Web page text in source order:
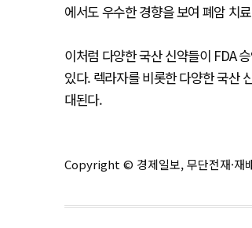
에서도 우수한 경향을 보여 폐암 치
이처럼 다양한 국산 신약들이 FDA
있다. 렉라자를 비롯한 다양한 국산
대된다.
Copyright © 경제일보, 무단전재·재